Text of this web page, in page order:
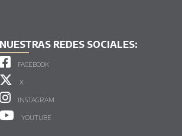
NUESTRAS REDES SOCIALES:
FACEBOOK
X
INSTAGRAM
YOUTUBE